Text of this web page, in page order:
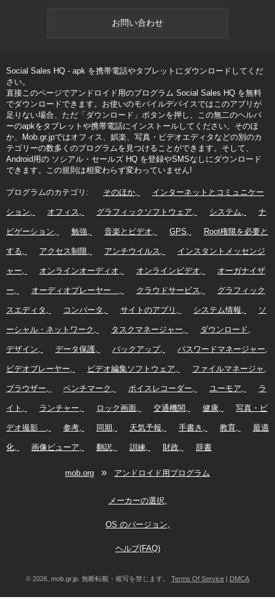
お問い合わせ
Social Sales HQ - apk を携帯電話やタブレットにダウンロードしてくだ
さい。
直接このページでアンドロイド用のプログラム Social Sales HQ を無料
でダウンロードできます。お使いのモバイルデバイスではこのアプリが
足りない場合、ただ「ダウンロード」ボタンを押し、この無二のヘルパ
ーのapkをタブレットや携帯電話にインストールしてください。そのほ
か、Mob.gr.jpではオフィス、娯楽、写真・ビデオエディタなどの別のカ
テゴリーの数多くのプログラムを見つけることができます。そして、
Android用の ソシアル・セールズ HQ を登録やSMSなしにダウンロード
できます。この規則は相変わらず変わっていません!
プログラムのカテゴリ: そのほか インターネットとコミュニケー
ション オフィス グラフィックソフトウェア システム ナ
ビゲーション 勉強 音楽とビデオ GPS Root権限を必要と
する アクセス制限 アンチウイルス インスタントメッセンジ
ャー オンラインオーディオ オンラインビデオ オーガナイザ
ー オーディオプレーヤー クラウドサービス グラフィック
スエディタ コンバータ サイトのアプリ システム情報 ソ
ーシャル・ネットワーク タスクマネージャー ダウンロード
デザイン データ保護 バックアップ パスワードマネージャー
ビデオプレーヤー ビデオ編集ソフトウェア ファイルマネージャ
ブラウザー ベンチマーク ボイスレコーダー ユーモア ラ
イト ランチャー ロック画面 交通機関 健康 写真・ビ
デオ撮影 参考 同期 天気予報 手書き 教育 最適
化 画像ビューア 翻訳 訓練 財政 辞書
mob.org » アンドロイド用プログラム
メーカーの選択
OS のバージョン
ヘルプ(FAQ)
© 2026, mob.gr.jp. 無断転載・複写を禁じます。 Terms Of Service | DMCA